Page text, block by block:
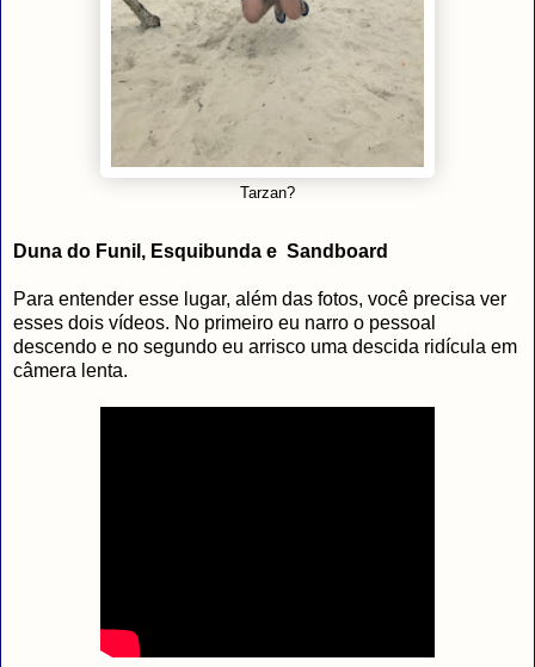
Tarzan?
Duna do Funil, Esquibunda e Sandboard
Para entender esse lugar, além das fotos, você precisa ver
esses dois vídeos. No primeiro eu narro o pessoal
descendo e no segundo eu arrisco uma descida ridícula em
câmera lenta.